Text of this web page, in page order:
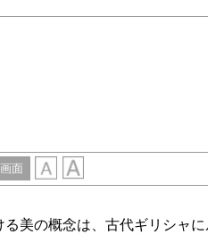
面
美の概念は、古代ギリシャに